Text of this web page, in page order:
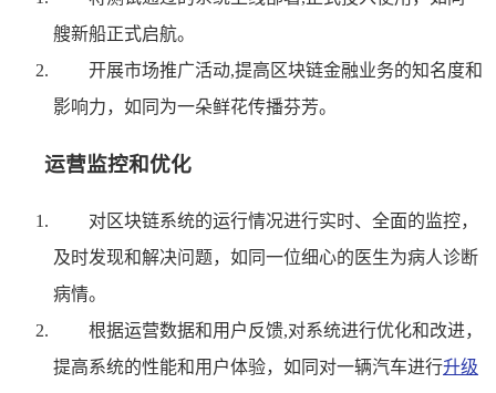
艘新船正式启航。
开展市场推广活动,提高区块链金融业务的知名度和
影响力，如同为一朵鲜花传播芬芳。
运营监控和优化
对区块链系统的运行情况进行实时、全面的监控，
及时发现和解决问题，如同一位细心的医生为病人诊断
病情。
根据运营数据和用户反馈,对系统进行优化和改进，
提高系统的性能和用户体验，如同对一辆汽车进行升级